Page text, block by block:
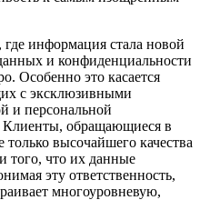
информация стала новой
и конфиденциальности
Особенно это касается
с эксклюзивными
и персональной
Клиенты, обращающиеся в
высочайшего качества
того, что их данные
эту ответственность,
многоуровневую,